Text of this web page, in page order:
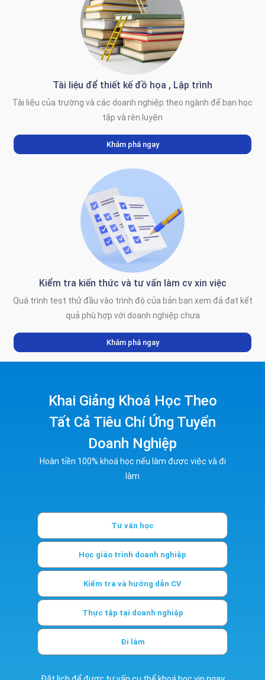
Tài liệu để thiết kế đồ họa , Lập trình
Tài liệu của trường và các doanh nghiệp theo ngành để bạn học
tập và rèn luyện
Khám phá ngay
Kiểm tra kiến thức và tư vấn làm cv xin việc
Quá trình test thử đầu vào trình độ của bản bạn xem đả đạt kết
quả phù hợp với doanh nghiệp chưa
Khám phá ngay
Khai Giảng Khoá Học Theo
Tất Cả Tiêu Chí Ứng Tuyển
Doanh Nghiệp
Hoàn tiền 100% khoá học nếu làm được việc và đi
làm
Tư vấn học
Học giáo trình doanh nghiệp
Kiểm tra và hướng dẫn CV
Thực tập tại doanh nghiệp
Đi làm